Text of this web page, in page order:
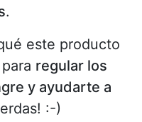
.
este producto
regular los
y ayudarte a
:-)